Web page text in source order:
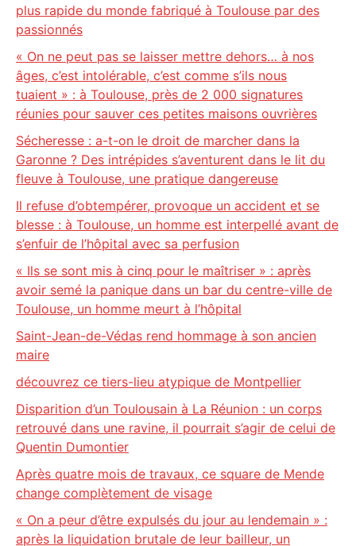
plus rapide du monde fabriqué à Toulouse par des
passionnés
« On ne peut pas se laisser mettre dehors… à nos
âges, c’est intolérable, c’est comme s’ils nous
tuaient » : à Toulouse, près de 2 000 signatures
réunies pour sauver ces petites maisons ouvrières
Sécheresse : a-t-on le droit de marcher dans la
Garonne ? Des intrépides s’aventurent dans le lit du
fleuve à Toulouse, une pratique dangereuse
Il refuse d’obtempérer, provoque un accident et se
blesse : à Toulouse, un homme est interpellé avant de
s’enfuir de l’hôpital avec sa perfusion
« Ils se sont mis à cinq pour le maîtriser » : après
avoir semé la panique dans un bar du centre-ville de
Toulouse, un homme meurt à l’hôpital
Saint-Jean-de-Védas rend hommage à son ancien
maire
découvrez ce tiers-lieu atypique de Montpellier
Disparition d’un Toulousain à La Réunion : un corps
retrouvé dans une ravine, il pourrait s’agir de celui de
Quentin Dumontier
Après quatre mois de travaux, ce square de Mende
change complètement de visage
« On a peur d’être expulsés du jour au lendemain » :
après la liquidation brutale de leur bailleur, un